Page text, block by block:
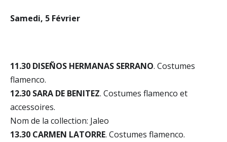
Samedi, 5 Février
11.30 DISEÑOS HERMANAS SERRANO. Costumes
flamenco.
12.30 SARA DE BENITEZ. Costumes flamenco et
accessoires.
Nom de la collection: Jaleo
13.30 CARMEN LATORRE. Costumes flamenco.